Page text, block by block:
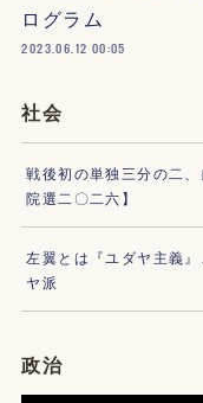
ログラム
2023.06.12 00:05
社会
戦後初の単独三分の二
院選二〇二六】
左翼とは『ユダヤ主義
ヤ派
政治